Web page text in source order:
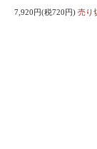
7,920円(税720円) 売り